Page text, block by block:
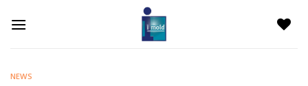
NEWS